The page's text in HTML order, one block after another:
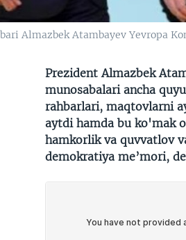
Almazbek Atambayev Yevropa
Prezident Almazbek
munosabalari ancha
rahbarlari, maqtovlarni
aytdi hamda bu ko'mak
hamkorlik va quvvatlov
demokratiya me’mori,